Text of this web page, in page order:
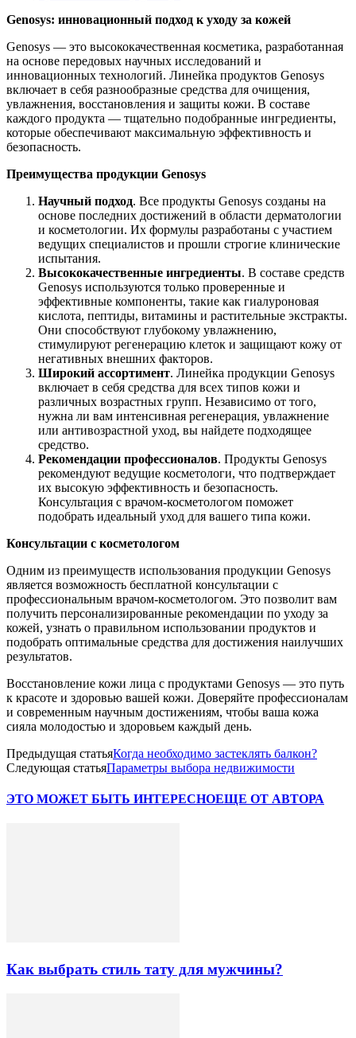
Genosys: инновационный подход к уходу за кожей
Genosys — это высококачественная косметика, разработанная
на основе передовых научных исследований и
инновационных технологий. Линейка продуктов Genosys
включает в себя разнообразные средства для очищения,
увлажнения, восстановления и защиты кожи. В составе
каждого продукта — тщательно подобранные ингредиенты,
которые обеспечивают максимальную эффективность и
безопасность.
Преимущества продукции Genosys
Научный подход. Все продукты Genosys созданы на
основе последних достижений в области дерматологии
и косметологии. Их формулы разработаны с участием
ведущих специалистов и прошли строгие клинические
испытания.
Высококачественные ингредиенты. В составе средств
Genosys используются только проверенные и
эффективные компоненты, такие как гиалуроновая
кислота, пептиды, витамины и растительные экстракты.
Они способствуют глубокому увлажнению,
стимулируют регенерацию клеток и защищают кожу от
негативных внешних факторов.
Широкий ассортимент. Линейка продукции Genosys
включает в себя средства для всех типов кожи и
различных возрастных групп. Независимо от того,
нужна ли вам интенсивная регенерация, увлажнение
или антивозрастной уход, вы найдете подходящее
средство.
Рекомендации профессионалов. Продукты Genosys
рекомендуют ведущие косметологи, что подтверждает
их высокую эффективность и безопасность.
Консультация с врачом-косметологом поможет
подобрать идеальный уход для вашего типа кожи.
Консультации с косметологом
Одним из преимуществ использования продукции Genosys
является возможность бесплатной консультации с
профессиональным врачом-косметологом. Это позволит вам
получить персонализированные рекомендации по уходу за
кожей, узнать о правильном использовании продуктов и
подобрать оптимальные средства для достижения наилучших
результатов.
Восстановление кожи лица с продуктами Genosys — это путь
к красоте и здоровью вашей кожи. Доверяйте профессионалам
и современным научным достижениям, чтобы ваша кожа
сияла молодостью и здоровьем каждый день.
Предыдущая статьяКогда необходимо застеклять балкон?
Следующая статьяПараметры выбора недвижимости
ЭТО МОЖЕТ БЫТЬ ИНТЕРЕСНОЕЩЕ ОТ АВТОРА
Как выбрать стиль тату для мужчины?